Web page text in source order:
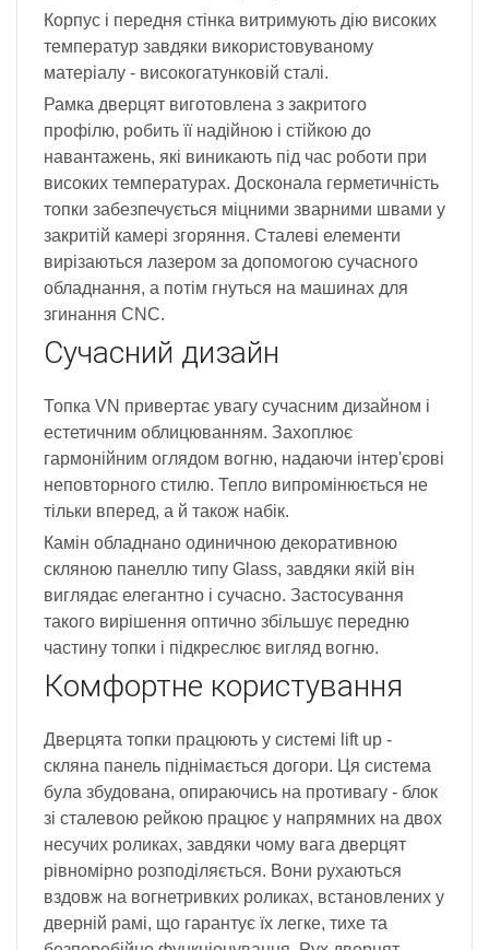
Корпус і передня стінка витримують дію високих
температур завдяки використовуваному
матеріалу - високогатунковій сталі.
Рамка дверцят виготовлена з закритого
профілю, робить її надійною і стійкою до
навантажень, які виникають під час роботи при
високих температурах. Досконала герметичність
топки забезпечується міцними зварними швами у
закритій камері згоряння. Сталеві елементи
вирізаються лазером за допомогою сучасного
обладнання, а потім гнуться на машинах для
згинання CNC.
Сучасний дизайн
Топка VN привертає увагу сучасним дизайном і
естетичним облицюванням. Захоплює
гармонійним оглядом вогню, надаючи інтер'єрові
неповторного стилю. Тепло випромінюється не
тільки вперед, а й також набік.
Камін обладнано одиничною декоративною
скляною панеллю типу Glass, завдяки якій він
виглядає елегантно і сучасно. Застосування
такого вирішення оптично збільшує передню
частину топки і підкреслює вигляд вогню.
Комфортне користування
Дверцята топки працюють у системі lift up -
скляна панель піднімається догори. Ця система
була збудована, опираючись на противагу - блок
зі сталевою рейкою працює у напрямних на двох
несучих роликах, завдяки чому вага дверцят
рівномірно розподіляється. Вони рухаються
вздовж на вогнетривких роликах, встановлених у
дверній рамі, що гарантує їх легке, тихе та